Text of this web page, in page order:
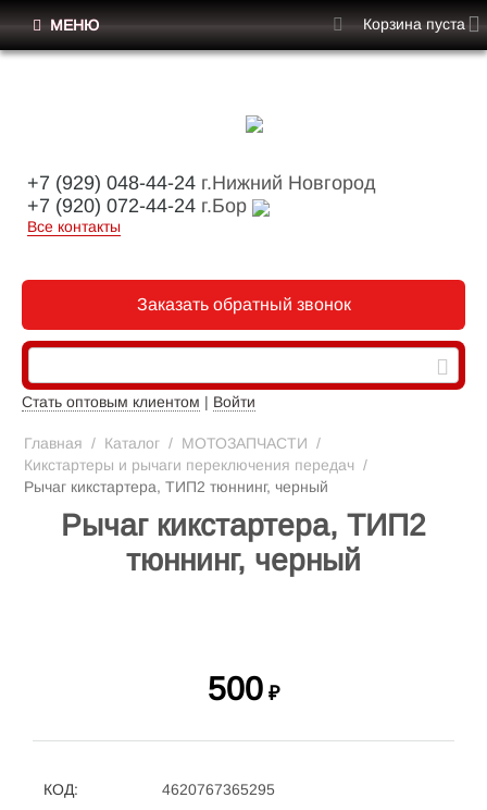
+7 (929) 048-44-24 г.Нижний Новгород
+7 (920) 072-44-24 г.Бор
Все контакты
Заказать обратный звонок
Стать оптовым клиентом | Войти
МЕНЮ Корзина пуста
Главная / Каталог / МОТОЗАПЧАСТИ /
Кикстартеры и рычаги переключения передач /
Рычаг кикстартера, ТИП2 тюннинг, черный
Рычаг кикстартера, ТИП2
тюннинг, черный
500 ₽
КОД:
4620767365295